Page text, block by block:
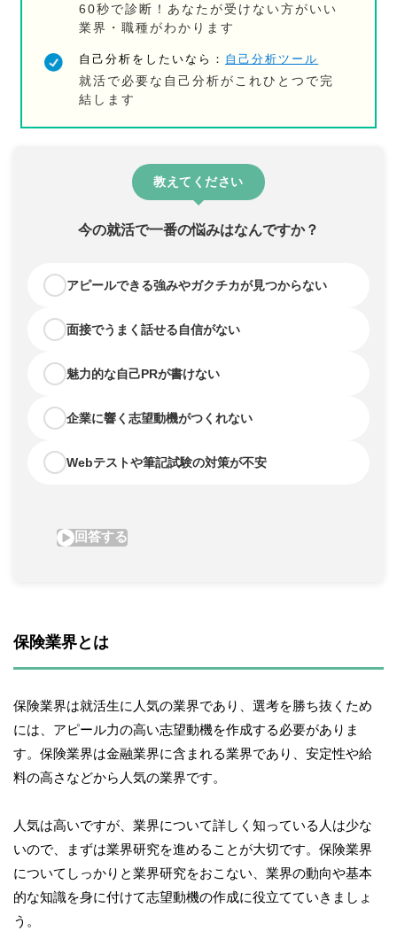
60秒で診断！あなたが受けない方がいい
業界・職種がわかります
自己分析をしたいなら： 自己分析ツール
就活で必要な自己分析がこれひとつで完
結します
保険業界とは
保険業界は就活生に人気の業界であり、選考を勝ち抜くため
には、アピール力の高い志望動機を作成する必要がありま
す。保険業界は金融業界に含まれる業界であり、安定性や給
料の高さなどから人気の業界です。
人気は高いですが、業界について詳しく知っている人は少な
いので、まずは業界研究を進めることが大切です。保険業界
についてしっかりと業界研究をおこない、業界の動向や基本
的な知識を身に付けて志望動機の作成に役立てていきましょ
う。